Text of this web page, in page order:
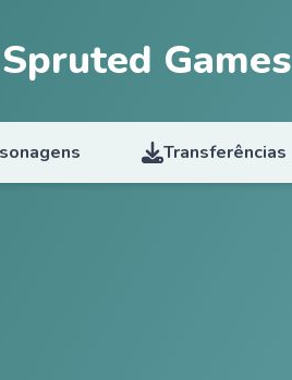
Spruted Games
Transferências